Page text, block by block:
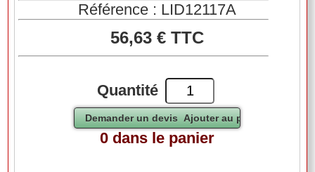
Référence : LID12117A
56,63 € TTC
Quantité
0 dans le panier